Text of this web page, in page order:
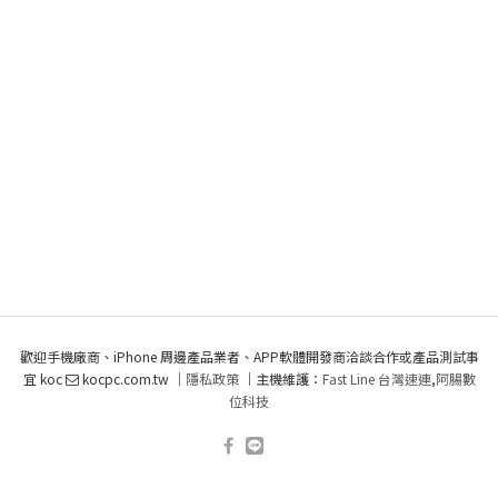
歡迎手機廠商、iPhone 周邊產品業者、APP軟體開發商洽談合作或產品測試事
宜 koc
kocpc.com.tw ｜ 隱私政策｜主機維護： Fast Line 台灣速連,阿腸數
位科技